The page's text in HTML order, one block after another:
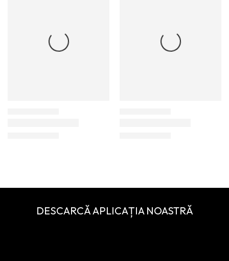
DESCARCĂ APLICAȚIA NOASTRĂ